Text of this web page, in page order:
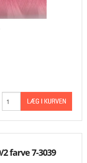
farve 7-3039